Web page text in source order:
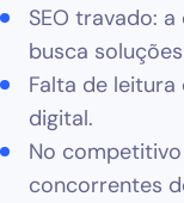
SEO travado:
busca
Falta de leitura
digital.
No
concorrentes